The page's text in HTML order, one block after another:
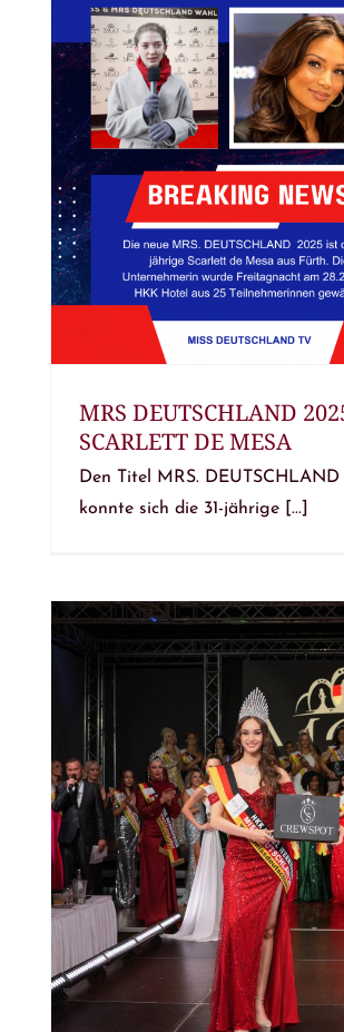
MRS DEUTSCHLAND
SCARLETT DE MESA
Den Titel MRS.
konnte sich die 31-jährige [...]